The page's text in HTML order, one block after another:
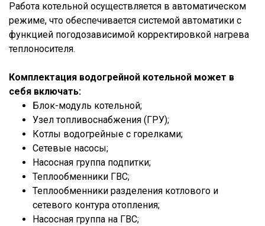
Работа котельной осуществляется в автоматическом
режиме, что обеспечивается системой автоматики с
функцией погодозависимой корректировкой нагрева
теплоносителя.
Комплектация водогрейной котельной может в
себя включать:
Блок-модуль котельной;
Узел топливоснабжения (ГРУ);
Котлы водогрейные с горелками;
Сетевые насосы;
Насосная группа подпитки;
Теплообменники ГВС;
Теплообменники разделения котлового и
сетевого контура отопления;
Насосная группа на ГВС;